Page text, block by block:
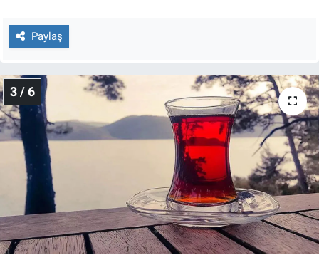
Paylaş
3 / 6
Türkiye'nin Geleceği
Yerel Gündem
Yerel Yaşam
Canlı Yayın